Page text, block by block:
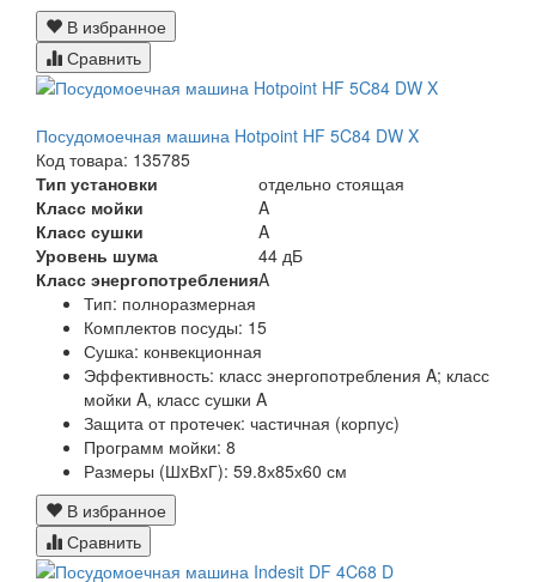
В избранное
Сравнить
Посудомоечная машина Hotpoint HF 5C84 DW X
Код товара: 135785
Тип установки
отдельно стоящая
Класс мойки
A
Класс сушки
A
Уровень шума
44 дБ
Класс энергопотребленияA
Тип: полноразмерная
Комплектов посуды: 15
Сушка: конвекционная
Эффективность: класс энергопотребления A; класс
мойки A, класс сушки A
Защита от протечек: частичная (корпус)
Программ мойки: 8
Размеры (ШxВxГ): 59.8х85х60 см
В избранное
Сравнить